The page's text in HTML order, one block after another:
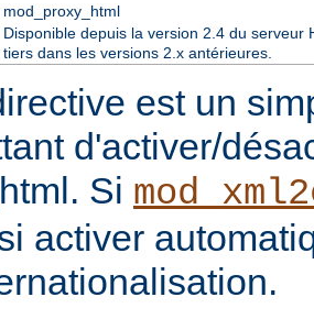
mod_proxy_html
Disponible depuis la version 2.4 du serveur
tiers dans les versions 2.x antérieures.
est un
d'activer/
Si
activer